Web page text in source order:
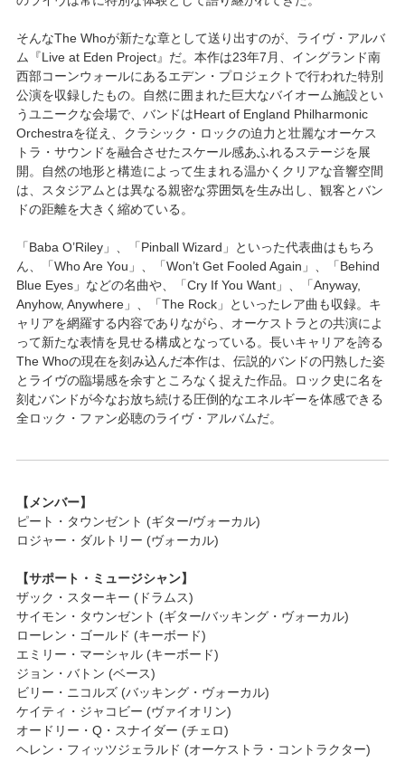
そんなThe Whoが新たな章として送り出すのが、ライヴ・アルバ
ム『Live at Eden Project』だ。本作は23年7月、イングランド南
西部コーンウォールにあるエデン・プロジェクトで行われた特別
公演を収録したもの。自然に囲まれた巨大なバイオーム施設とい
うユニークな会場で、バンドはHeart of England Philharmonic
Orchestraを従え、クラシック・ロックの迫力と壮麗なオーケス
トラ・サウンドを融合させたスケール感あふれるステージを展
開。自然の地形と構造によって生まれる温かくクリアな音響空間
は、スタジアムとは異なる親密な雰囲気を生み出し、観客とバン
ドの距離を大きく縮めている。
「Baba O’Riley」、「Pinball Wizard」といった代表曲はもちろ
ん、「Who Are You」、「Won’t Get Fooled Again」、「Behind
Blue Eyes」などの名曲や、「Cry If You Want」、「Anyway,
Anyhow, Anywhere」、「The Rock」といったレア曲も収録。キ
ャリアを網羅する内容でありながら、オーケストラとの共演によ
って新たな表情を見せる構成となっている。長いキャリアを誇る
The Whoの現在を刻み込んだ本作は、伝説的バンドの円熟した姿
とライヴの臨場感を余すところなく捉えた作品。ロック史に名を
刻むバンドが今なお放ち続ける圧倒的なエネルギーを体感できる
全ロック・ファン必聴のライヴ・アルバムだ。
【メンバー】
ピート・タウンゼント (ギター/ヴォーカル)
ロジャー・ダルトリー (ヴォーカル)
【サポート・ミュージシャン】
ザック・スターキー (ドラムス)
サイモン・タウンゼント (ギター/バッキング・ヴォーカル)
ローレン・ゴールド (キーボード)
エミリー・マーシャル (キーボード)
ジョン・バトン (ベース)
ビリー・ニコルズ (バッキング・ヴォーカル)
ケイティ・ジャコビー (ヴァイオリン)
オードリー・Q・スナイダー (チェロ)
ヘレン・フィッツジェラルド (オーケストラ・コントラクター)